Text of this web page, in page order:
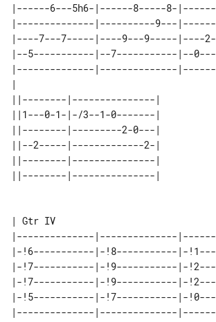
|------6---5h6-|------8-----8-|------
|--------------|----------9---|------
|----7---7-----|----9---9-----|----2-
|--5-----------|--7-----------|--0---
|--------------|--------------|------
|
||--------|---------------|
||1---0-1-|-/3--1-0-------|
||--------|---------2-0---|
||--2-----|-------------2-|
||--------|---------------|
||--------|---------------|
| Gtr IV
|--------------|--------------|------
|-!6-----------|-!8-----------|-!1---
|-!7-----------|-!9-----------|-!2---
|-!7-----------|-!9-----------|-!2---
|-!5-----------|-!7-----------|-!0---
|--------------|--------------|------